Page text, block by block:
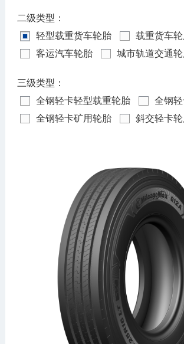
二级类型：
轻型载重货车轮胎
载重货车
客运汽车轮胎
城市轨道交通
三级类型：
全钢轻卡轻型载重轮胎
全钢
全钢轻卡矿用轮胎
斜交轻卡